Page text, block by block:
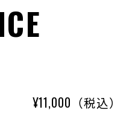
¥11,000（税込）